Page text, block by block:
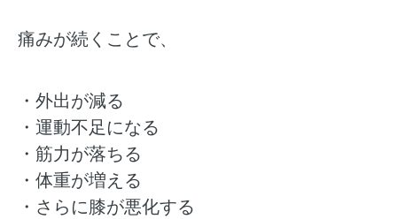
痛みが続くことで、
・外出が減る
・運動不足になる
・筋力が落ちる
・体重が増える
・さらに膝が悪化する